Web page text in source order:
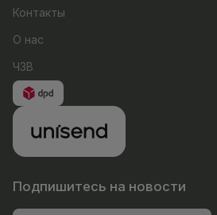
Контакты
О нас
ЧЗВ
Подпишитесь на новости